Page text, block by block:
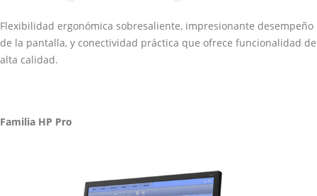
Flexibilidad ergonómica sobresaliente, impresionante desempeño
de la pantalla, y conectividad práctica que ofrece funcionalidad de
alta calidad.
Familia HP Pro